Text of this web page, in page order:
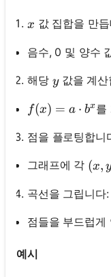
x
x 값 집합을 만
음수, 0 및 양수
해당 y
y값을 계산
f(x)=a \cdot
f(x) = a ⋅ bx를
점을 플로팅합니
그래프에 각 (x,
(x, y
곡선을 그립니다:
점들을 부드럽게
예시